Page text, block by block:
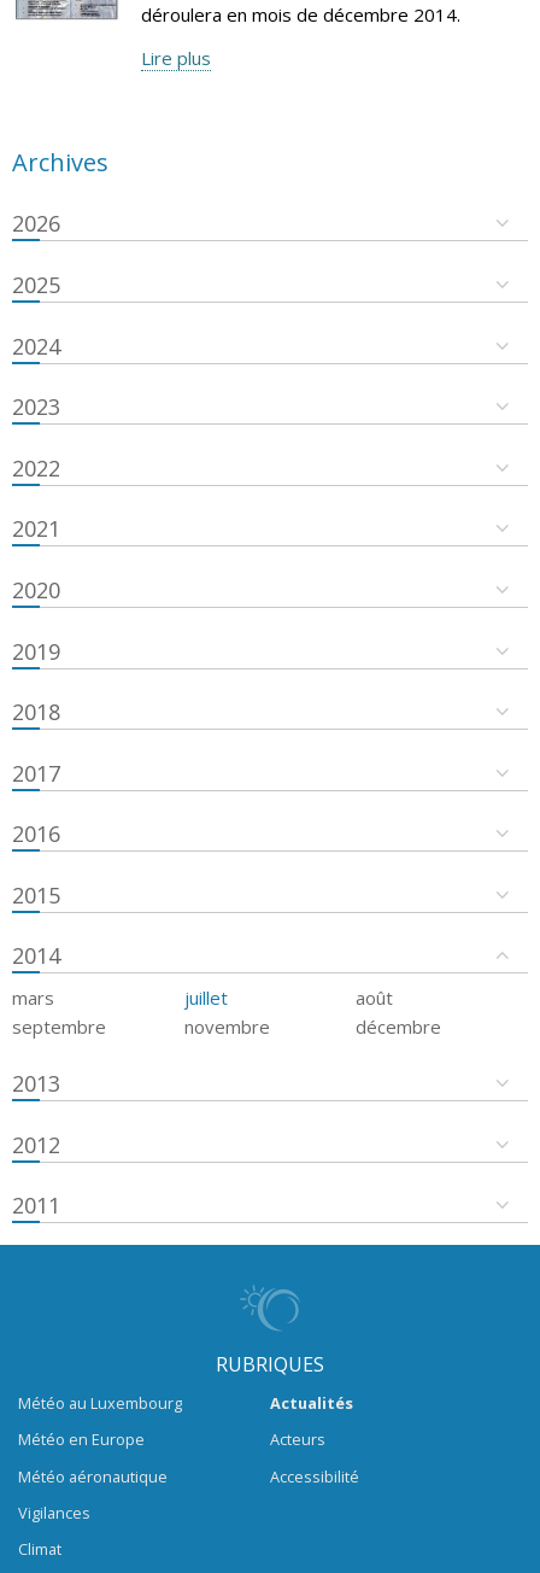
déroulera en mois de décembre 2014.
Lire plus
Archives
2026
2025
2024
2023
2022
2021
2020
2019
2018
2017
2016
2015
2014
mars juillet
août
septembre
novembre décembre
2013
2012
2011
RUBRIQUES
Météo au Luxembourg
Météo en Europe
Météo aéronautique
Vigilances
Climat
Actualités
Acteurs
Accessibilité